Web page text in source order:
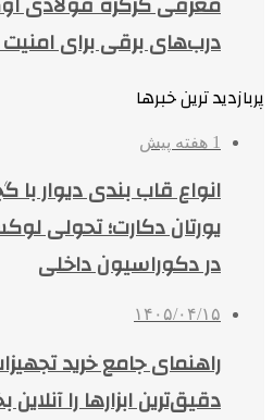
درب‌های برقی برای امنیت
پربازدید ترین خبرها
1 هفته پیش
انواع قاب بندی دیوار
یورتان دکارت؛ تحولی
در دکوراسیون داخلی
۱۴۰۵/۰۴/۱۵
راهنمای جامع خرید
دقیق‌ترین ابزارها را آنلاین